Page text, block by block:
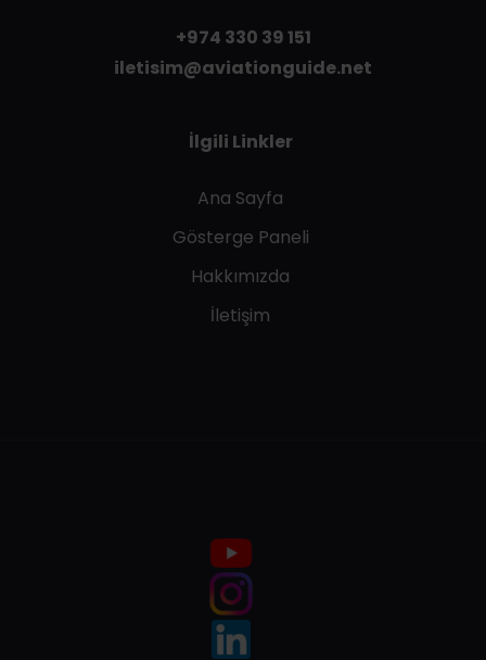
+974 330 39 151
iletisim@aviationguide.net
İlgili Linkler
Ana Sayfa
Gösterge Paneli
Hakkımızda
İletişim